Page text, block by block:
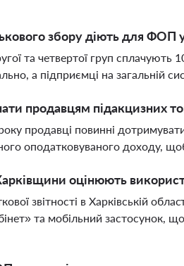
збору діють для ФОП
та четвертої груп сплачують
а підприємці на загальній
продавцям підакцизних
продавці повинні
оподатковуваного доходу,
оцінюють
звітності в Харківській
та мобільний застосунок,